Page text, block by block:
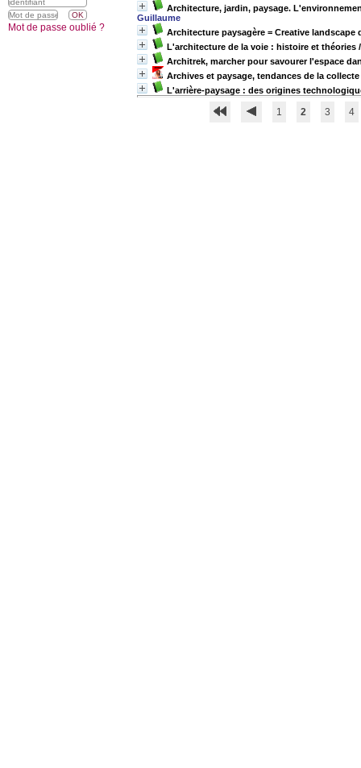
Architecture, jardin, paysage.
Guillaume
Architecture paysagère = Creative
L'architecture de la voie : histoire et théories
Architrek, marcher pour savourer l'espace
Archives et paysage, tendances de la collecte
L'arrière-paysage : des origines
1 2 3 4
Mot de passe oublié ?